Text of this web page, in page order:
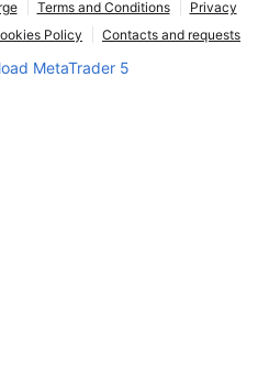
Terms and Conditions
Privacy
Policy Contacts and requests
MetaTrader 5